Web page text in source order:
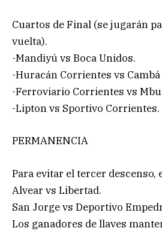
Cuartos de Final (se jugarán
vuelta).
-Mandiyú vs Boca Unidos.
-Huracán Corrientes vs Cambá
-Ferroviario Corrientes vs
-Lipton vs Sportivo Corrientes.
PERMANENCIA
Para evitar el tercer descenso,
Alvear vs Libertad.
San Jorge vs Deportivo
Los ganadores de llaves